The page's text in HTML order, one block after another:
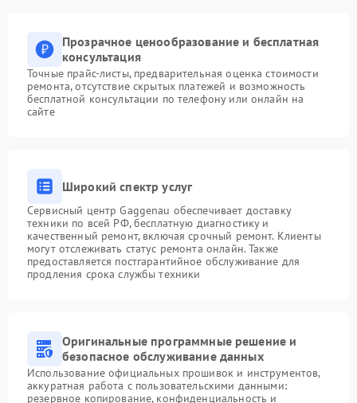
Прозрачное ценообразование и бесплатная
консультация
Точные прайс-листы, предварительная оценка стоимости
ремонта, отсутствие скрытых платежей и возможность
бесплатной консультации по телефону или онлайн на
сайте
Широкий спектр услуг
Сервисный центр Gaggenau обеспечивает доставку
техники по всей РФ, бесплатную диагностику и
качественный ремонт, включая срочный ремонт. Клиенты
могут отслеживать статус ремонта онлайн. Также
предоставляется постгарантийное обслуживание для
продления срока службы техники
Оригинальные программные решение и
безопасное обслуживание данных
Использование официальных прошивок и инструментов,
аккуратная работа с пользовательскими данными:
резервное копирование, конфиденциальность и